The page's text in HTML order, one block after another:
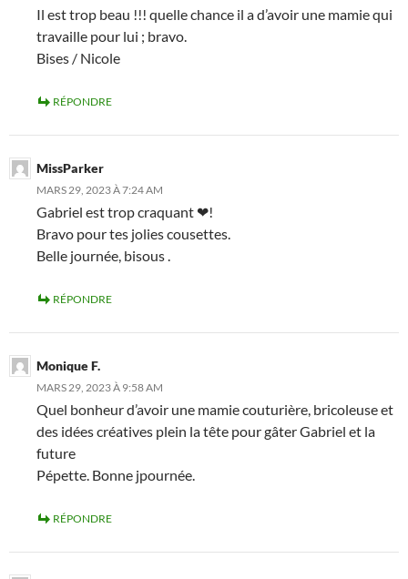
Il est trop beau !!! quelle chance il a d’avoir une mamie qui
travaille pour lui ; bravo.
Bises / Nicole
RÉPONDRE
MissParker
MARS 29, 2023 À 7:24 AM
Gabriel est trop craquant ❤!
Bravo pour tes jolies cousettes.
Belle journée, bisous .
RÉPONDRE
Monique F.
MARS 29, 2023 À 9:58 AM
Quel bonheur d’avoir une mamie couturière, bricoleuse et
des idées créatives plein la tête pour gâter Gabriel et la
future
Pépette. Bonne jpournée.
RÉPONDRE